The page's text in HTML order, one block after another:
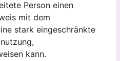
Person einen
mit dem
stark eingeschränkte
kann.